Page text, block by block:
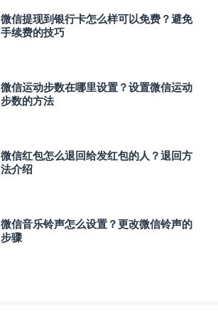
微信提现到银行卡怎么样可以免费？避免
手续费的技巧
微信运动步数在哪里设置？设置微信运动
步数的方法
微信红包怎么退回给发红包的人？退回方
法介绍
微信音乐铃声怎么设置？更改微信铃声的
步骤